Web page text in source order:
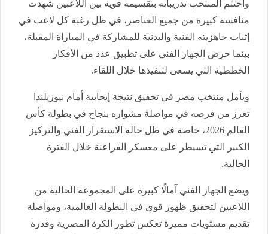
واختتم المنتخب تدريباته بتقسيمة قوية بين اللاعبين شهدت
منافسة كبيرة من جميع العناصر، في ظل رغبة كل لاعب في
إثبات جاهزيته الفنية والبدنية للمشاركة في المباراة المقبلة،
بينما حرص الجهاز الفني على تطبيق عدد من الأفكار
الخططية التي يسعى لتنفيذها خلال اللقاء.
ويأمل منتخب مصر في تحقيق نتيجة إيجابية أمام نيوزيلندا
تعزز من فرصه في مواصلة مشواره بنجاح في بطولة كأس
العالم 2026، خاصة في ظل حالة الاستقرار الفني والتركيز
الكبير التي تسيطر على معسكر الفراعنة خلال الفترة
الحالية.
ويضع الجهاز الفني آمالًا كبيرة على المجموعة الحالية من
اللاعبين لتحقيق ظهور قوي في البطولة العالمية، ومواصلة
تقديم مستويات مميزة تعكس تطور الكرة المصرية وقدرة